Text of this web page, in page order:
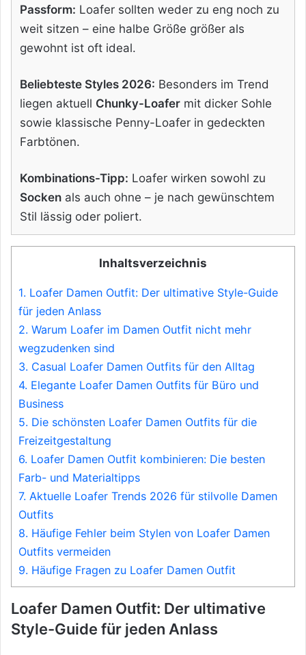
Passform: Loafer sollten weder zu eng noch zu
weit sitzen – eine halbe Größe größer als
gewohnt ist oft ideal.
Beliebteste Styles 2026: Besonders im Trend
liegen aktuell Chunky-Loafer mit dicker Sohle
sowie klassische Penny-Loafer in gedeckten
Farbtönen.
Kombinations-Tipp: Loafer wirken sowohl zu
Socken als auch ohne – je nach gewünschtem
Stil lässig oder poliert.
Inhaltsverzeichnis
1. Loafer Damen Outfit: Der ultimative Style-Guide
für jeden Anlass
2. Warum Loafer im Damen Outfit nicht mehr
wegzudenken sind
3. Casual Loafer Damen Outfits für den Alltag
4. Elegante Loafer Damen Outfits für Büro und
Business
5. Die schönsten Loafer Damen Outfits für die
Freizeitgestaltung
6. Loafer Damen Outfit kombinieren: Die besten
Farb- und Materialtipps
7. Aktuelle Loafer Trends 2026 für stilvolle Damen
Outfits
8. Häufige Fehler beim Stylen von Loafer Damen
Outfits vermeiden
9. Häufige Fragen zu Loafer Damen Outfit
Loafer Damen Outfit: Der ultimative
Style-Guide für jeden Anlass